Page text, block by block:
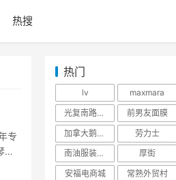
热搜
专
这
热门
lv maxmara
光复南路潮牌
前男友面膜
加拿大鹅羽绒服
劳力士
南油服装批发市场
厚街
安福电商城
常熟外贸村